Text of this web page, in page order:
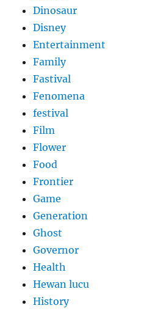
Dinosaur
Disney
Entertainment
Family
Fastival
Fenomena
festival
Film
Flower
Food
Frontier
Game
Generation
Ghost
Governor
Health
Hewan lucu
History